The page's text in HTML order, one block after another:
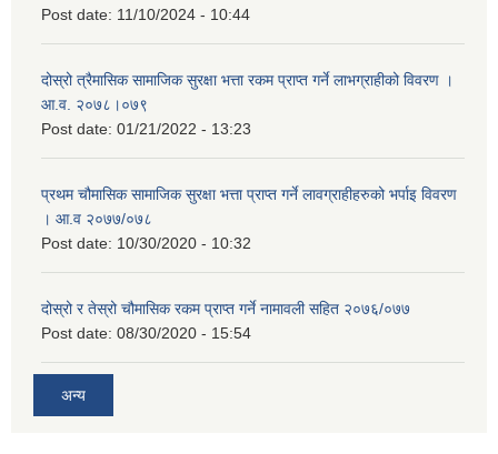
Post date: 11/10/2024 - 10:44
दोस्रो त्रैमासिक सामाजिक सुरक्षा भत्ता रकम प्राप्त गर्ने लाभग्राहीको विवरण ।
आ.व. २०७८।०७९
Post date: 01/21/2022 - 13:23
प्रथम चौमासिक सामाजिक सुरक्षा भत्ता प्राप्त गर्ने लावग्राहीहरुको भर्पाइ विवरण
। आ.व २०७७/०७८
Post date: 10/30/2020 - 10:32
दोस्रो र तेस्रो चौमासिक रकम प्राप्त गर्ने नामावली सहित २०७६/०७७
Post date: 08/30/2020 - 15:54
अन्य